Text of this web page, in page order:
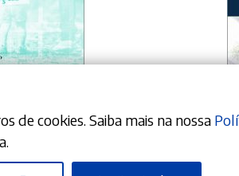
ADICIONAR
de cookies. Saiba mais na nossa